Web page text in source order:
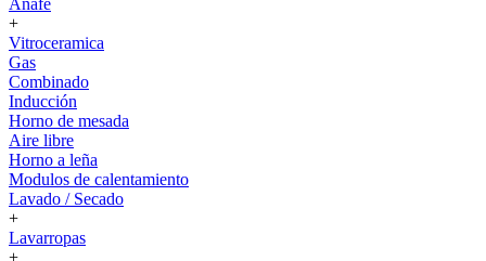
Anafe
+
Vitroceramica
Gas
Combinado
Inducción
Horno de mesada
Aire libre
Horno a leña
Modulos de calentamiento
Lavado / Secado
+
Lavarropas
+